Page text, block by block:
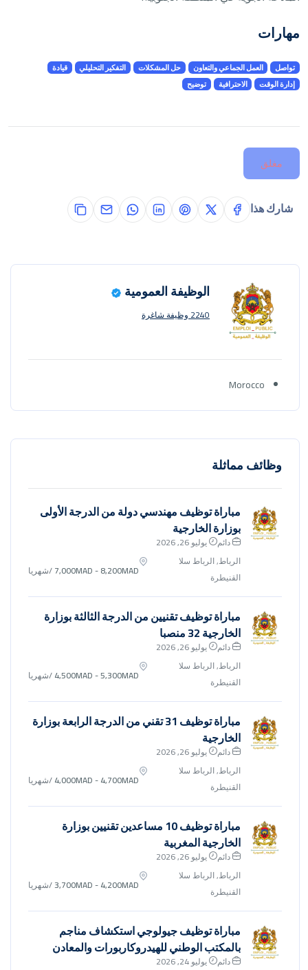
مهارات
تواصل العمل الجماعي والتعاون حل المشكلات التفكير التحليلي
قيادة
إدارة الوقت
الاحترافية توضيح
مغلق
شارك هذا
الوظيفة العمومية
2240 وظيفة شاغرة
Morocco
وظائف مماثلة
مباراة توظيف مهندسي دولة من الدرجة الأولى
بوزارة الخارجية
دائم
يوليو 26, 2026
الرباط, الرباط سلا
القنيطرة
7,000MAD - 8,200MAD/شهريا
مباراة توظيف تقنيين من الدرجة الثالثة بوزارة
الخارجية 32 منصبا
دائم
يوليو 26, 2026
الرباط, الرباط سلا
القنيطرة
4,500MAD - 5,300MAD/شهريا
مباراة توظيف 31 تقني من الدرجة الرابعة بوزارة
الخارجية
دائم
يوليو 26, 2026
الرباط, الرباط سلا
القنيطرة
4,000MAD - 4,700MAD/شهريا
مباراة توظيف 10 مساعدين تقنيين بوزارة
الخارجية المغربية
دائم
يوليو 26, 2026
الرباط, الرباط سلا
القنيطرة
3,700MAD - 4,200MAD/شهريا
مباراة توظيف جيولوجي استكشاف مناجم
بالمكتب الوطني للهيدروكاربورات والمعادن
دائم
يوليو 24, 2026